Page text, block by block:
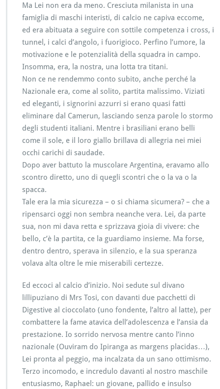
Ma Lei non era da meno. Cresciuta milanista in una
famiglia di maschi interisti, di calcio ne capiva eccome,
ed era abituata a seguire con sottile competenza i cross, i
tunnel, i calci d’angolo, i fuorigioco. Perfino l’umore, la
motivazione e le potenzialità della squadra in campo.
Insomma, era, la nostra, una lotta tra titani.
Non ce ne rendemmo conto subito, anche perché la
Nazionale era, come al solito, partita malissimo. Viziati
ed eleganti, i signorini azzurri si erano quasi fatti
eliminare dal Camerun, lasciando senza parole lo stormo
degli studenti italiani. Mentre i brasiliani erano belli
come il sole, e il loro giallo brillava di allegria nei miei
occhi carichi di saudade.
Dopo aver battuto la muscolare Argentina, eravamo allo
scontro diretto, uno di quegli scontri che o la va o la
spacca.
Tale era la mia sicurezza – o si chiama sicumera? – che a
ripensarci oggi non sembra neanche vera. Lei, da parte
sua, non mi dava retta e sprizzava gioia di vivere: che
bello, c’è la partita, ce la guardiamo insieme. Ma forse,
dentro dentro, sperava in silenzio, e la sua speranza
volava alta oltre le mie miserabili certezze.
Ed eccoci al calcio d’inizio. Noi sedute sul divano
lillipuziano di Mrs Tosi, con davanti due pacchetti di
Digestive al cioccolato (uno fondente, l’altro al latte), per
combattere la fame atavica dell’adolescenza e l’ansia da
prestazione. Io sorrido nervosa mentre canto l’inno
nazionale (Ouviram do Ipiranga as margens placidas…),
Lei pronta al peggio, ma incalzata da un sano ottimismo.
Terzo incomodo, e incredulo davanti al nostro maschile
entusiasmo, Raphael: un giovane, pallido e insulso